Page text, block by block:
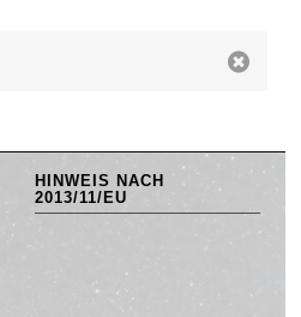
HINWEIS NACH
2013/11/EU